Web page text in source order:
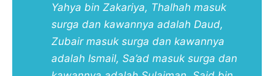
Yahya bin Zakariya, Thalhah masuk
surga dan kawannya adalah Daud,
Zubair masuk surga dan kawannya
adalah Ismail, Sa’ad masuk surga dan